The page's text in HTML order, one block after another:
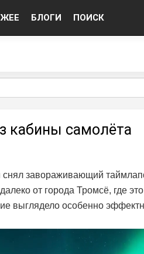
БЛОГИ ПОИСК
кабины самолёта
завораживающий
от города Тромсё, где
выглядело особенно